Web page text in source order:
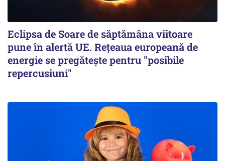
Eclipsa de Soare de săptămâna viitoare
pune în alertă UE. Rețeaua europeană de
energie se pregătește pentru "posibile
repercusiuni"